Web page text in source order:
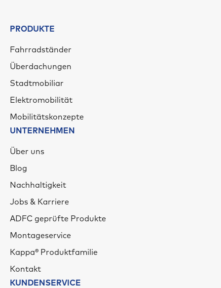
PRODUKTE
Fahrradständer
Überdachungen
Stadtmobiliar
Elektromobilität
Mobilitätskonzepte
UNTERNEHMEN
Über uns
Blog
Nachhaltigkeit
Jobs & Karriere
ADFC geprüfte Produkte
Montageservice
Kappa® Produktfamilie
Kontakt
KUNDENSERVICE